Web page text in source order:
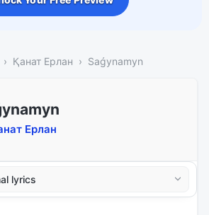
Қанат Ерлан Saǵynamyn
Ерлан